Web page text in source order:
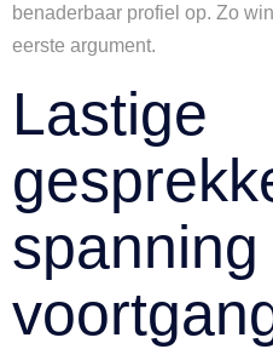
benaderbaar profiel op. Zo
eerste argument.
Lastige